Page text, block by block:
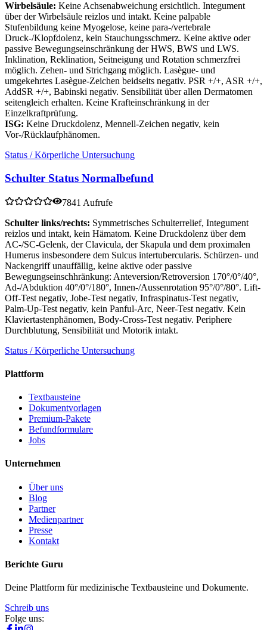
Wirbelsäule: Keine Achsenabweichung ersichtlich. Integument
über der Wirbelsäule reizlos und intakt. Keine palpable
Stufenbildung keine Myogelose, keine para-/vertebrale
Druck-/Klopfdolenz, kein Stauchungsschmerz. Keine aktive oder
passive Bewegungseinschränkung der HWS, BWS und LWS.
Inklination, Reklination, Seitneigung und Rotation schmerzfrei
möglich. Zehen- und Strichgang möglich. Lasègue- und
umgekehrtes Lasègue-Zeichen beidseits negativ. PSR +/+, ASR +/+,
AddSR +/+, Babinski negativ. Sensibilität über allen Dermatomen
seitengleich erhalten. Keine Krafteinschränkung in der
Einzelkraftprüfung.
ISG: Keine Druckdolenz, Mennell-Zeichen negativ, kein
Vor-/Rücklaufphänomen.
Status / Körperliche Untersuchung
Schulter Status Normalbefund
7841 Aufrufe
Schulter links/rechts: Symmetrisches Schulterrelief, Integument
reizlos und intakt, kein Hämatom. Keine Druckdolenz über dem
AC-/SC-Gelenk, der Clavicula, der Skapula und dem proximalen
Humerus insbesondere dem Sulcus intertubercularis. Schürzen- und
Nackengriff unauffällig, keine aktive oder passive
Bewegungseinschhränkung: Anteversion/Retroversion 170°/0°/40°,
Ad-/Abduktion 40°/0°/180°, Innen-/Aussenrotation 95°/0°/80°. Lift-
Off-Test negativ, Jobe-Test negativ, Infraspinatus-Test negativ,
Palm-Up-Test negativ, kein Panful-Arc, Neer-Test negativ. Kein
Klaviertastenphänomen, Body-Cross-Test negativ. Periphere
Durchblutung, Sensibilität und Motorik intakt.
Status / Körperliche Untersuchung
Plattform
Textbausteine
Dokumentvorlagen
Premium-Pakete
Befundformulare
Jobs
Unternehmen
Über uns
Blog
Partner
Medienpartner
Presse
Kontakt
Berichte Guru
Deine Plattform für medizinische Textbausteine und Dokumente.
Schreib uns
Folge uns: